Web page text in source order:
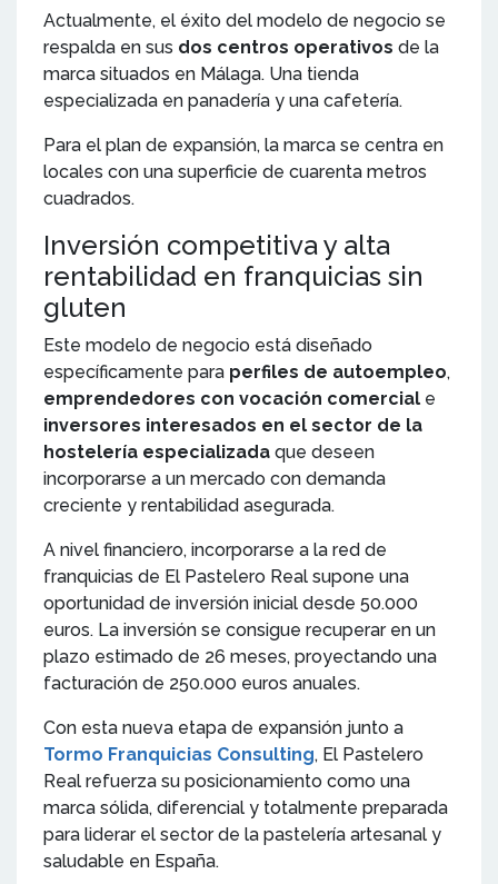
Actualmente, el éxito del modelo de negocio se
respalda en sus dos centros operativos de la
marca situados en Málaga. Una tienda
especializada en panadería y una cafetería.
Para el plan de expansión, la marca se centra en
locales con una superficie de cuarenta metros
cuadrados.
Inversión competitiva y alta
rentabilidad en franquicias sin
gluten
Este modelo de negocio está diseñado
específicamente para perfiles de autoempleo,
emprendedores con vocación comercial e
inversores interesados en el sector de la
hostelería especializada que deseen
incorporarse a un mercado con demanda
creciente y rentabilidad asegurada.
A nivel financiero, incorporarse a la red de
franquicias de El Pastelero Real supone una
oportunidad de inversión inicial desde 50.000
euros. La inversión se consigue recuperar en un
plazo estimado de 26 meses, proyectando una
facturación de 250.000 euros anuales.
Con esta nueva etapa de expansión junto a
Tormo Franquicias Consulting, El Pastelero
Real refuerza su posicionamiento como una
marca sólida, diferencial y totalmente preparada
para liderar el sector de la pastelería artesanal y
saludable en España.